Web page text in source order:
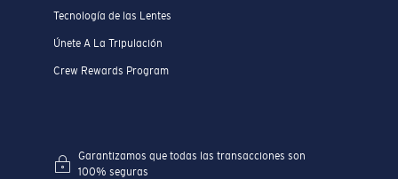
Tecnología de las Lentes
Únete A La Tripulación
Crew Rewards Program
Garantizamos que todas las transacciones son
100% seguras